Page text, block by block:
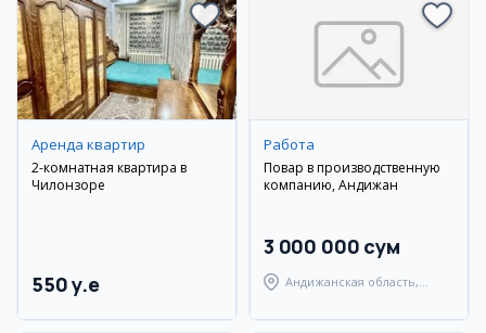
Аренда квартир
2-комнатная квартира в
Чилонзоре
550 y.e
Работа
Повар в производственную
компанию, Андижан
3 000 000 сум
Андижанская область,